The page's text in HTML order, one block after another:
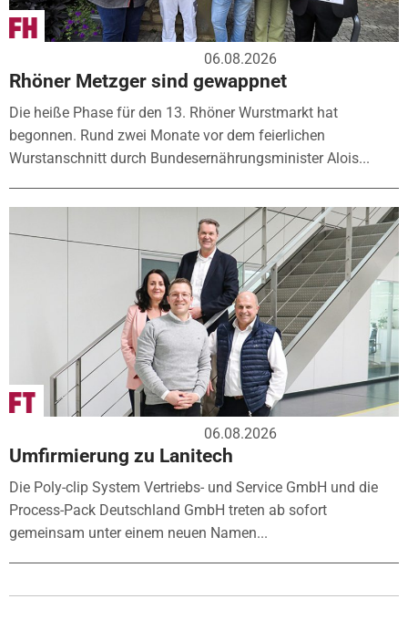
06.08.2026
Rhöner Metzger sind gewappnet
Die heiße Phase für den 13. Rhöner Wurstmarkt hat
begonnen. Rund zwei Monate vor dem feierlichen
Wurstanschnitt durch Bundesernährungsminister Alois...
06.08.2026
Umfirmierung zu Lanitech
Die Poly-clip System Vertriebs- und Service GmbH und die
Process-Pack Deutschland GmbH treten ab sofort
gemeinsam unter einem neuen Namen...